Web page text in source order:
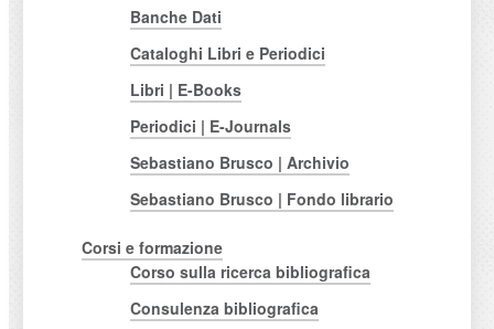
Banche Dati
Cataloghi Libri e Periodici
Libri | E-Books
Periodici | E-Journals
Sebastiano Brusco | Archivio
Sebastiano Brusco | Fondo librario
Corsi e formazione
Corso sulla ricerca bibliografica
Consulenza bibliografica